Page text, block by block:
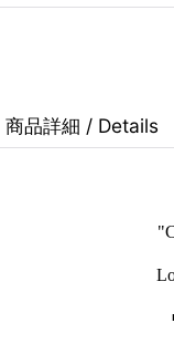
商品詳細 / Details